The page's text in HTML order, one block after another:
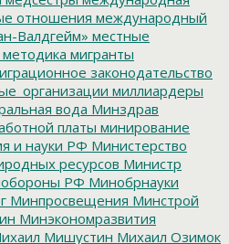
отношения международный
Валдгейм» местные
методика мигранты
законодательство
миллиардеры
вода Минздрав
платы минирование
и науки РФ Министерство
ресурсов Министр
РФ Минобрнауки
Минпросвещения Минстрой
Минэкономразвития
Мишустин Михаил Озимок